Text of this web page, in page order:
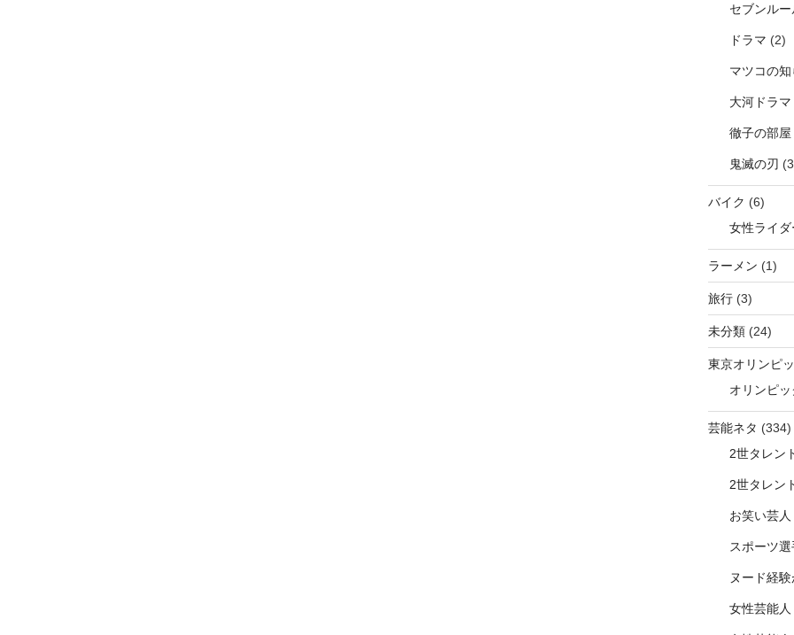
セブンルー
ドラマ (2)
マツコの
大河ドラマ
徹子の部屋
鬼滅の刃
バイク (6)
女性ライダ
ラーメン (1)
旅行(3)
未分類(24)
東京オリンピ
オリンピ
芸能ネタ (334)
2世タレン
2世タレン
お笑い芸人
スポーツ選
ヌード経
女性芸能人